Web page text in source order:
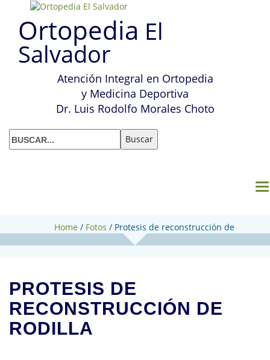
Ortopedia El
Salvador
Atención Integral en Ortopedia
y Medicina Deportiva
Dr. Luis Rodolfo Morales Choto
Home / Fotos / Protesis de reconstrucción de
PROTESIS DE
RECONSTRUCCIÓN DE
RODILLA